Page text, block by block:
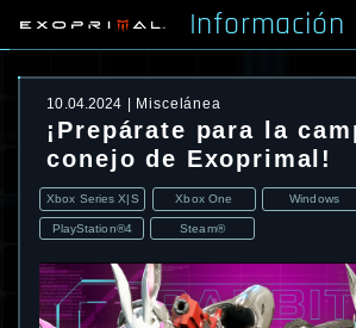
Información
10.04.2024 Miscelánea
¡Prepárate para la
conejo de Exoprimal!
Xbox Series X|S Xbox One Windows
PlayStation®4 Steam®